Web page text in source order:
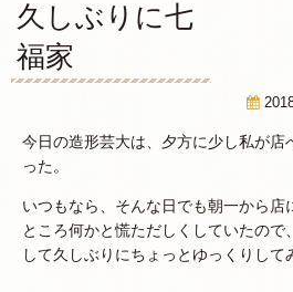
久しぶりに七
福家
今日の造形芸大は、夕方に少し私が店
った。
いつもなら、そんな日でも朝一から店
ところ何かと慌ただしくしていたので
して久しぶりにちょっとゆっくりして